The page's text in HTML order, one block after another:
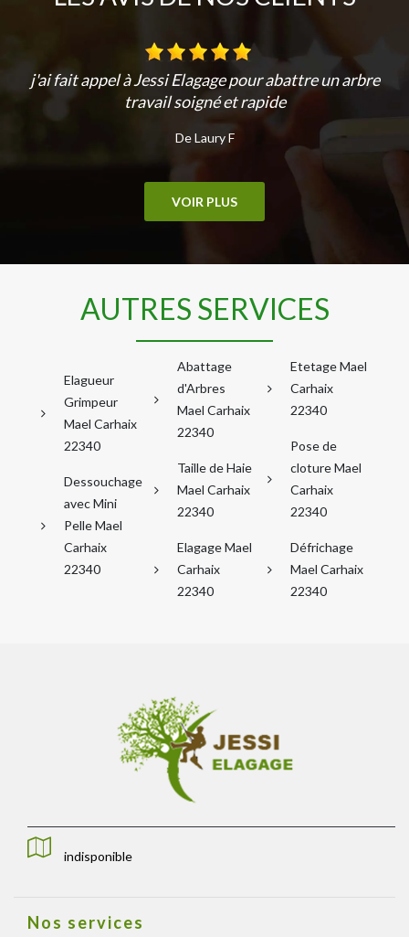
j'ai fait appel à Jessi Elagage pour abattre un arbre
travail soigné et rapide
De Laury F
VOIR PLUS
AUTRES SERVICES
Elagueur
Grimpeur
Mael Carhaix
22340
Dessouchage
avec Mini
Pelle Mael
Carhaix
22340
Abattage
d'Arbres
Mael Carhaix
22340
Taille de Haie
Mael Carhaix
22340
Elagage Mael
Carhaix
22340
Etetage Mael
Carhaix
22340
Pose de
cloture Mael
Carhaix
22340
Défrichage
Mael Carhaix
22340
indisponible
Nos services